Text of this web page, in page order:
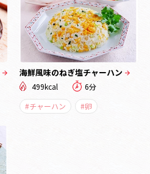
海鮮風味のねぎ塩チャーハン
499kcal
6分
#チャーハン
#卵